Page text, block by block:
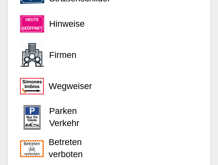
Hinweise
Firmen
Wegweiser
Parken
Verkehr
Betreten
verboten